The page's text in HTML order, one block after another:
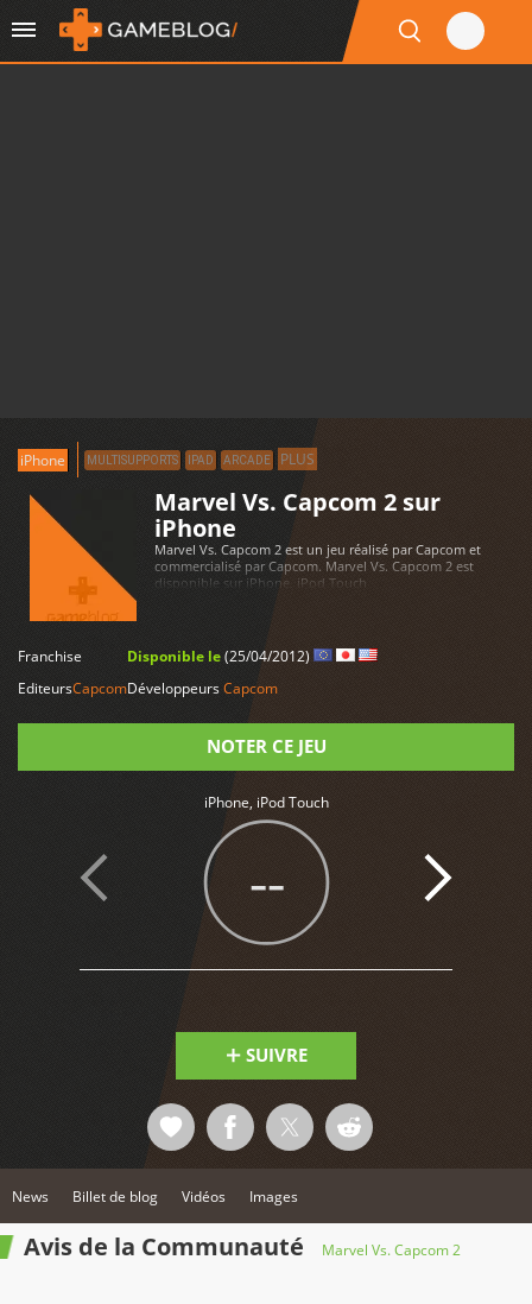
iPhone MULTISUPPORTS IPAD ARCADE PLUS
Marvel Vs. Capcom 2 sur
iPhone
Marvel Vs. Capcom 2 est un jeu réalisé par Capcom et
commercialisé par Capcom. Marvel Vs. Capcom 2 est
disponible sur iPhone, iPod Touch
Franchise
EditeursCapcom
Disponible le(25/04/2012)
DéveloppeursCapcom
NOTER CE JEU
iPhone, iPod Touch
--
SUIVRE
News Billet de blog Vidéos Images
Avis de la Communauté Marvel Vs. Capcom 2